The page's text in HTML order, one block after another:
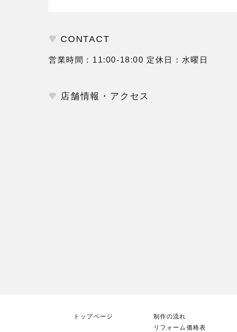
CONTACT
営業時間：11:00-18:00 定休日：水曜日
店舗情報・アクセス
トップページ
制作の流れ
リフォーム価格表